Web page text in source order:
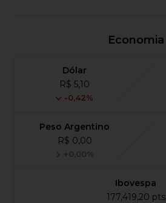
Economia
Dólar
R$ 5,10
-0,42%
Peso Argentino
R$ 0,00
+0,00%
Ibovespa
177,419,20 pts